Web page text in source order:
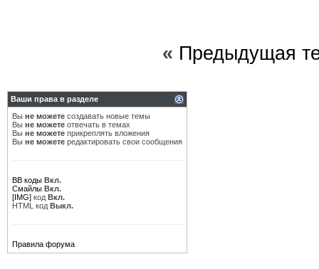
« Предыдущая
Ваши права в разделе
Вы не можете создавать новые темы
Вы не можете отвечать в темах
Вы не можете прикреплять вложения
Вы не можете редактировать свои сообщения
BB коды Вкл.
Смайлы Вкл.
[IMG] код Вкл.
HTML код Выкл.
Правила форума